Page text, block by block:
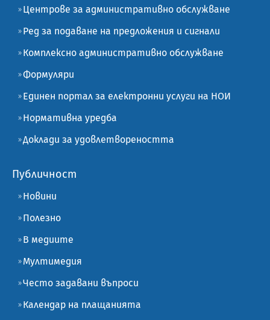
Центрове за административно обслужване
Ред за подаване на предложения и сигнали
Комплексно административно обслужване
Формуляри
Единен портал за електронни услуги на НОИ
Нормативна уредба
Доклади за удовлетвореността
Публичност
Новини
Полезно
В медиите
Мултимедия
Често задавани въпроси
Календар на плащанията